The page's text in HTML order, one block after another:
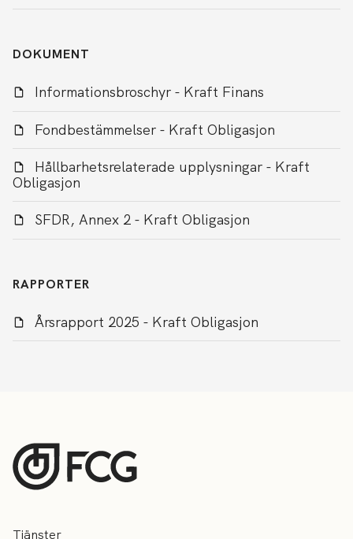
DOKUMENT
Informationsbroschyr - Kraft Finans
Fondbestämmelser - Kraft Obligasjon
Hållbarhetsrelaterade upplysningar - Kraft
Obligasjon
SFDR, Annex 2 - Kraft Obligasjon
RAPPORTER
Årsrapport 2025 - Kraft Obligasjon
Tjänster